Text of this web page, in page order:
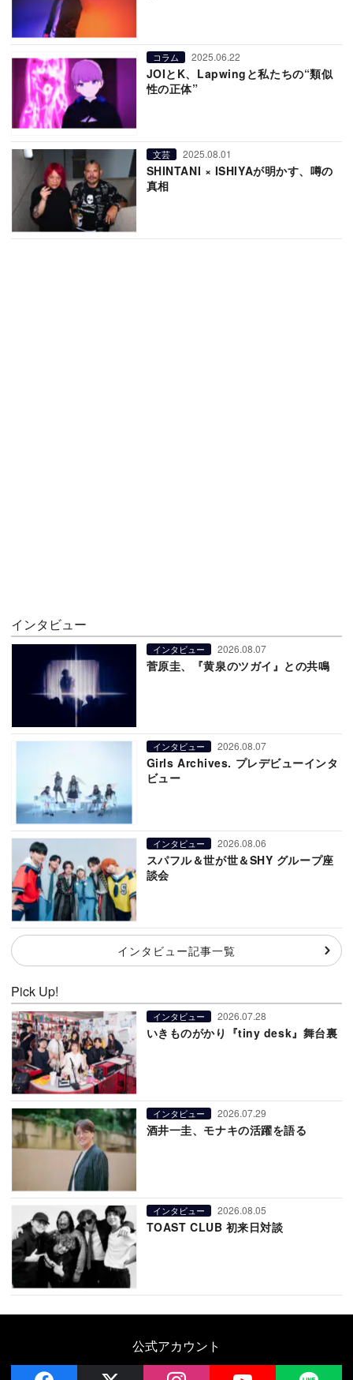
コラム 2025.06.22
JOIとK、Lapwingと私たちの“類似
性の正体”
文芸 2025.08.01
SHINTANI × ISHIYAが明かす、噂の
真相
インタビュー
インタビュー 2026.08.07
菅原圭、『黄泉のツガイ』との共鳴
インタビュー 2026.08.07
Girls Archives. プレデビューインタ
ビュー
インタビュー 2026.08.06
スパフル＆世が世＆SHY グループ座
談会
インタビュー記事一覧
Pick Up!
インタビュー 2026.07.28
いきものがかり『tiny desk』舞台裏
インタビュー 2026.07.29
酒井一圭、モナキの活躍を語る
インタビュー 2026.08.05
TOAST CLUB 初来日対談
公式アカウント